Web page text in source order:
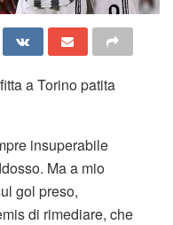
a Torino patita
insuperabile
Ma a mio
gol preso,
di rimediare, che